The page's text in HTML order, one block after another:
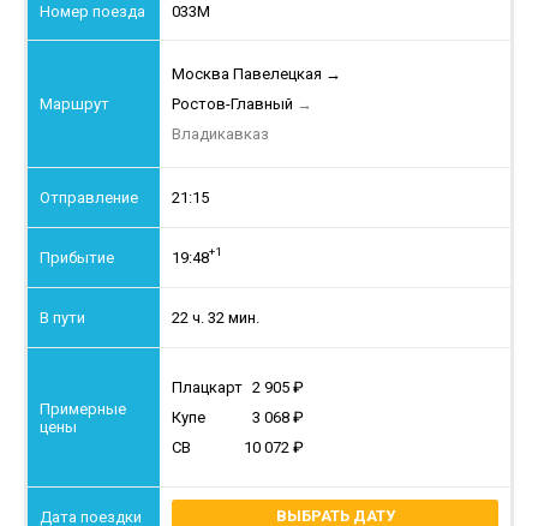
033М
Москва Павелецкая →
Ростов-Главный →
Владикавказ
21:15
19:48+1
22 ч. 32 мин.
Плацкарт 2 905
Купе
3 068
СВ
10 072
ВЫБРАТЬ ДАТУ